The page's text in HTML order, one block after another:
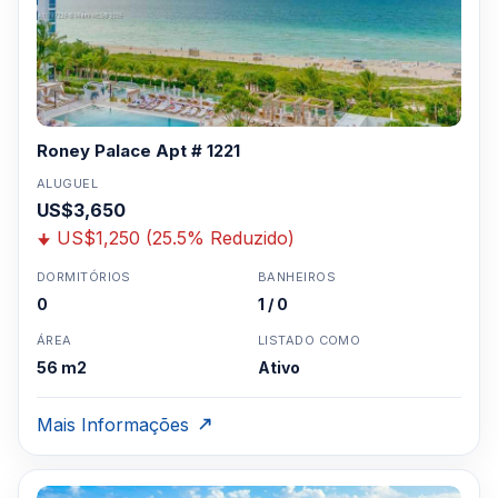
Roney Palace Apt # 1221
ALUGUEL
US$3,650
US$1,250 (25.5% Reduzido)
DORMITÓRIOS
0
BANHEIROS
1 / 0
ÁREA
56 m2
LISTADO COMO
Ativo
Mais Informações